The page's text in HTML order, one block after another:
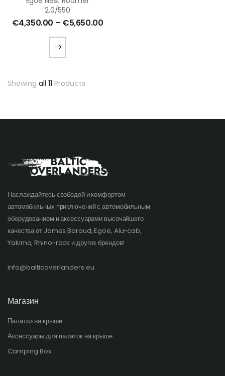
2.0/550
€4,350.00 – €5,650.00
Showing all 11 Products
Наслаждайтесь свободой и комфортом
автомобильных приключений с автомобильным
оборудованием и аксессуарами высочайшего
качества от James Baroud, Egoe, Alu-cab,
Yakima, Rhino-rack и других брендов!​
info@balticoverlanders.eu
Магазин
Палатки на крыше
Аксессуары для палаток на крыше
Camping Box